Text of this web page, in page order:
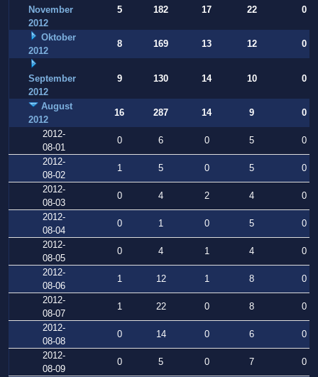
November
2012
5 182 17 22 0
Oktober
2012
8 169 13 12 0
September
2012
9 130 14 10 0
August
2012
16 287 14 9
0
2012-
08-01
0 6 0 5
0
2012-
08-02
1 5 0 5
0
2012-
08-03
0 4 2 4
0
2012-
08-04
0 1 0 5
0
2012-
08-05
0 4 1 4
0
2012-
08-06
1 12 1 8
0
2012-
08-07
1 22 0 8
0
2012-
08-08
0 14 0 6
0
2012-
08-09
0 5 0 7
0